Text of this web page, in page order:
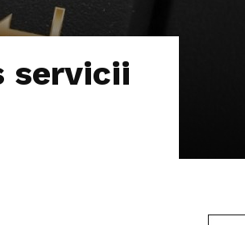
servicii